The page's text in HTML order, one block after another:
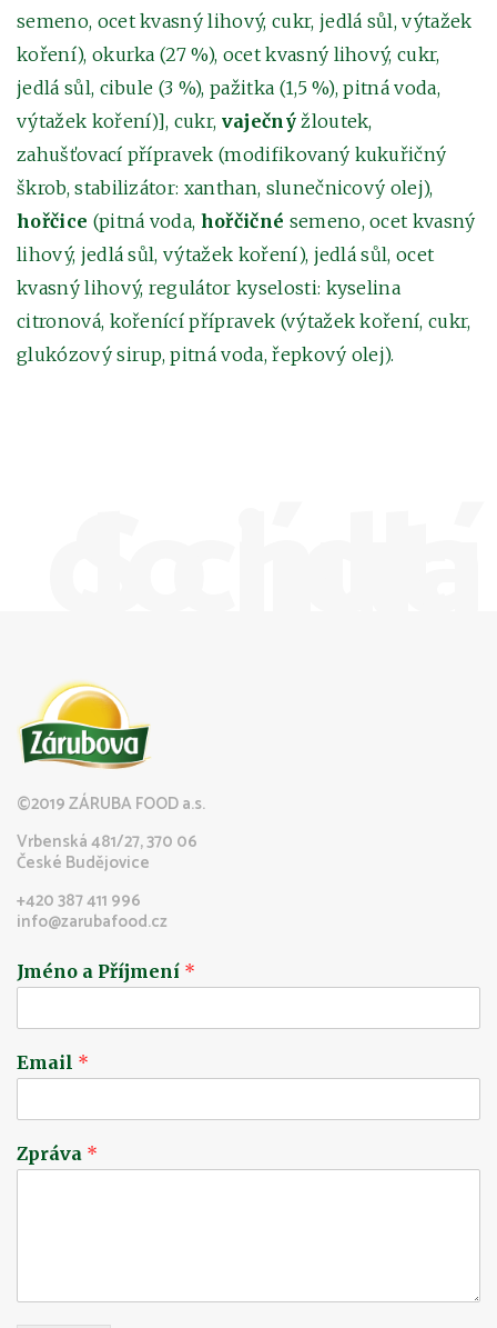
semeno, ocet kvasný lihový, cukr, jedlá sůl, výtažek
koření), okurka (27 %), ocet kvasný lihový, cukr,
jedlá sůl, cibule (3 %), pažitka (1,5 %), pitná voda,
výtažek koření)], cukr, vaječnýžloutek,
zahušťovací přípravek (modifikovaný kukuřičný
škrob, stabilizátor: xanthan, slunečnicový olej),
hořčice (pitná voda, hořčičné semeno, ocet kvasný
lihový, jedlá sůl, výtažek koření), jedlá sůl, ocet
kvasný lihový, regulátor kyselosti: kyselina
citronová, kořenící přípravek (výtažek koření, cukr,
glukózový sirup, pitná voda, řepkový olej).
©2019 ZÁRUBA FOOD a.s.
Vrbenská 481/27, 370 06
České Budějovice
+420 387 411 996
info@zarubafood.cz
Jméno a Příjmení *
Email *
Zpráva *